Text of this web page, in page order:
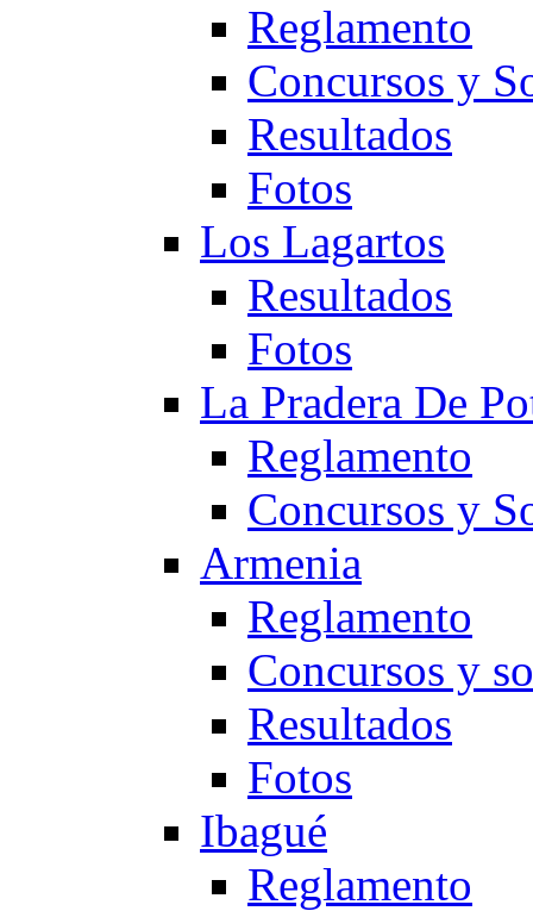
Reglamento
Concursos y
Resultados
Fotos
Los Lagartos
Resultados
Fotos
La Pradera De
Reglamento
Concursos y
Armenia
Reglamento
Concursos y
Resultados
Fotos
Ibagué
Reglamento